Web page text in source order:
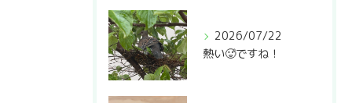
2026/07/22
熱い🥵ですね！